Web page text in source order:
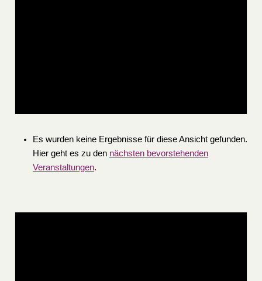
Es wurden keine Ergebnisse für diese Ansicht gefunden.
Hier geht es zu den nächsten bevorstehenden
Veranstaltungen.